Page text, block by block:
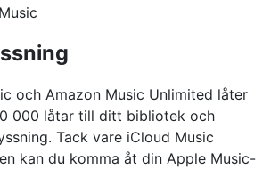
och Amazon Music Unlimited låter
000 låtar till ditt bibliotek och
Tack vare iCloud Music
kan du komma åt din Apple Music-